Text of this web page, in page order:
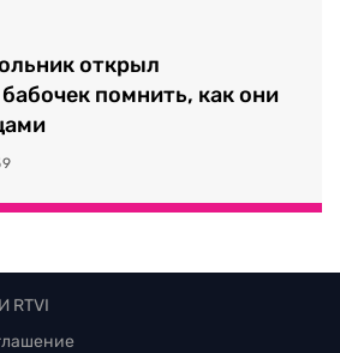
открыл
помнить, как они
RTVI